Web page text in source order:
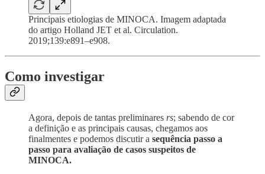
Principais etiologias de MINOCA. Imagem adaptada
do artigo Holland JET et al. Circulation.
2019;139:e891–e908.
Como investigar
Agora, depois de tantas preliminares rs; sabendo de cor
a definição e as principais causas, chegamos aos
finalmentes e podemos discutir a sequência passo a
passo para avaliação de casos suspeitos de
MINOCA.